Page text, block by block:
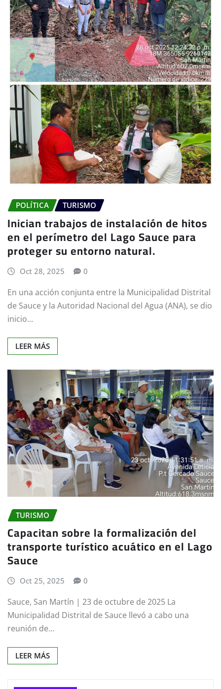
POLÍTICA TURISMO
Inician trabajos de instalación de hitos
en el perímetro del Lago Sauce para
proteger su entorno natural.
Oct 28, 2025 0
En una acción conjunta entre la Municipalidad Distrital
de Sauce y la Autoridad Nacional del Agua (ANA), se dio
inicio…
LEER MÁS
TURISMO
Capacitan sobre la formalización del
transporte turístico acuático en el Lago
Sauce
Oct 25, 2025 0
Sauce, San Martín | 23 de octubre de 2025 La
Municipalidad Distrital de Sauce llevó a cabo una
reunión de…
LEER MÁS